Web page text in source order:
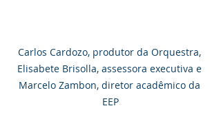
Carlos Cardozo, produtor da Orquestra,
Elisabete Brisolla, assessora executiva e
Marcelo Zambon, diretor acadêmico da
EEP